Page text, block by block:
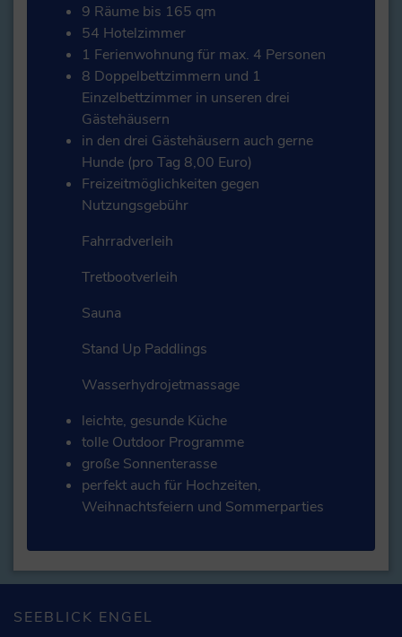
9 Räume bis 165 qm
54 Hotelzimmer
1 Ferienwohnung für max. 4 Personen
8 Doppelbettzimmern und 1
Einzelbettzimmer in unseren drei
Gästehäusern
in den drei Gästehäusern auch gerne
Hunde (pro Tag 8,00 Euro)
Freizeitmöglichkeiten gegen
Nutzungsgebühr
Fahrradverleih
Tretbootverleih
Sauna
Stand Up Paddlings
Wasserhydrojetmassage
leichte, gesunde Küche
tolle Outdoor Programme
große Sonnenterasse
perfekt auch für Hochzeiten,
Weihnachtsfeiern und Sommerparties
SEEBLICK ENGEL